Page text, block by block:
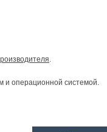
.
и операционной системой.